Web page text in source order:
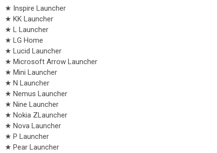
★ Inspire Launcher
★ KK Launcher
★ L Launcher
★ LG Home
★ Lucid Launcher
★ Microsoft Arrow Launcher
★ Mini Launcher
★ N Launcher
★ Nemus Launcher
★ Nine Launcher
★ Nokia ZLauncher
★ Nova Launcher
★ P Launcher
★ Pear Launcher